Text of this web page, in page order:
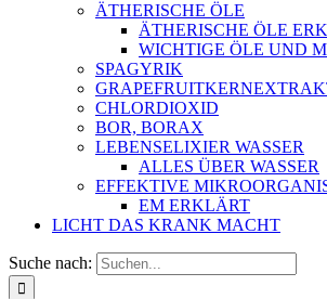
ÄTHERISCHE ÖLE
ÄTHERISCHE ÖLE
WICHTIGE ÖLE UND
SPAGYRIK
CHLORDIOXID
BOR, BORAX
LEBENSELIXIER WASSER
ALLES ÜBER WASSER
EFFEKTIVE
EM ERKLÄRT
LICHT DAS KRANK MACHT
Suche nach: